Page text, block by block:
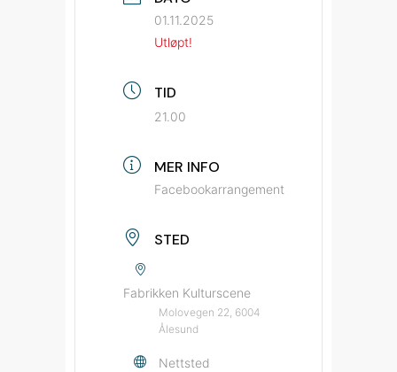
01.11.2025
Utløpt!
TID
21.00
MER INFO
Facebookarrangement
STED
Fabrikken Kulturscene
Molovegen 22, 6004
Ålesund
Nettsted